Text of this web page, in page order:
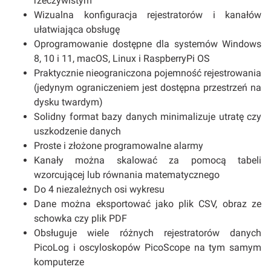
Wizualna konfiguracja rejestratorów i kanałów
ułatwiająca obsługę
Oprogramowanie dostępne dla systemów Windows
8, 10 i 11, macOS, Linux i RaspberryPi OS
Praktycznie nieograniczona pojemność rejestrowania
(jedynym ograniczeniem jest dostępna przestrzeń na
dysku twardym)
Solidny format bazy danych minimalizuje utratę czy
uszkodzenie danych
Proste i złożone programowalne alarmy
Kanały można skalować za pomocą tabeli
wzorcującej lub równania matematycznego
Do 4 niezależnych osi wykresu
Dane można eksportować jako plik CSV, obraz ze
schowka czy plik PDF
Obsługuje wiele różnych rejestratorów danych
PicoLog i oscyloskopów PicoScope na tym samym
komputerze